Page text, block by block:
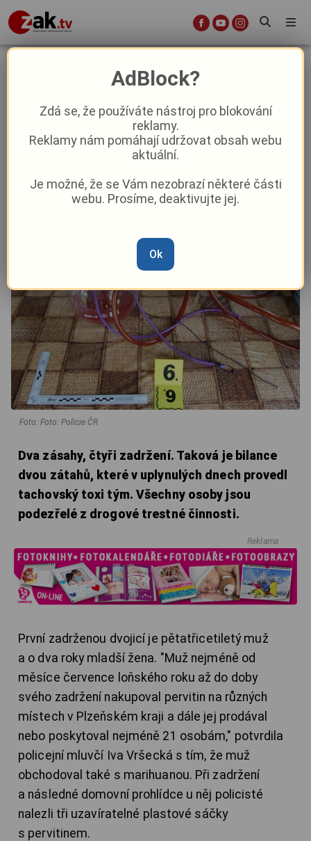
Past sklapla. Tachovský Toxi tým
zadržel čtyři osoby podezřelé z
prodávání nebo výroby drog
Krimi
Marie Osvaldová –20. 5. 2025|13:25
Foto: Foto: Policie ČR
Dva zásahy, čtyři zadržení. Taková je bilance
dvou zátahů, které v uplynulých dnech provedl
tachovský toxi tým. Všechny osoby jsou
podezřelé z drogové trestné činnosti.
Reklama
První zadrženou dvojicí je pětatřicetiletý muž
a o dva roky mladší žena. "Muž nejméně od
měsíce července loňského roku až do doby
svého zadržení nakupoval pervitin na různých
místech v Plzeňském kraji a dále jej prodával
nebo poskytoval nejméně 21 osobám," potvrdila
policejní mluvčí Iva Vršecká s tím, že muž
obchodoval také s marihuanou. Při zadržení
a následné domovní prohlídce u něj policisté
nalezli tři uzavíratelné plastové sáčky
s pervitinem.
AdBlock?
Zdá se, že používáte nástroj pro blokování
reklamy.
Reklamy nám pomáhají udržovat obsah webu
aktuální.
Je možné, že se Vám nezobrazí některé části
webu. Prosíme, deaktivujte jej.
Ok